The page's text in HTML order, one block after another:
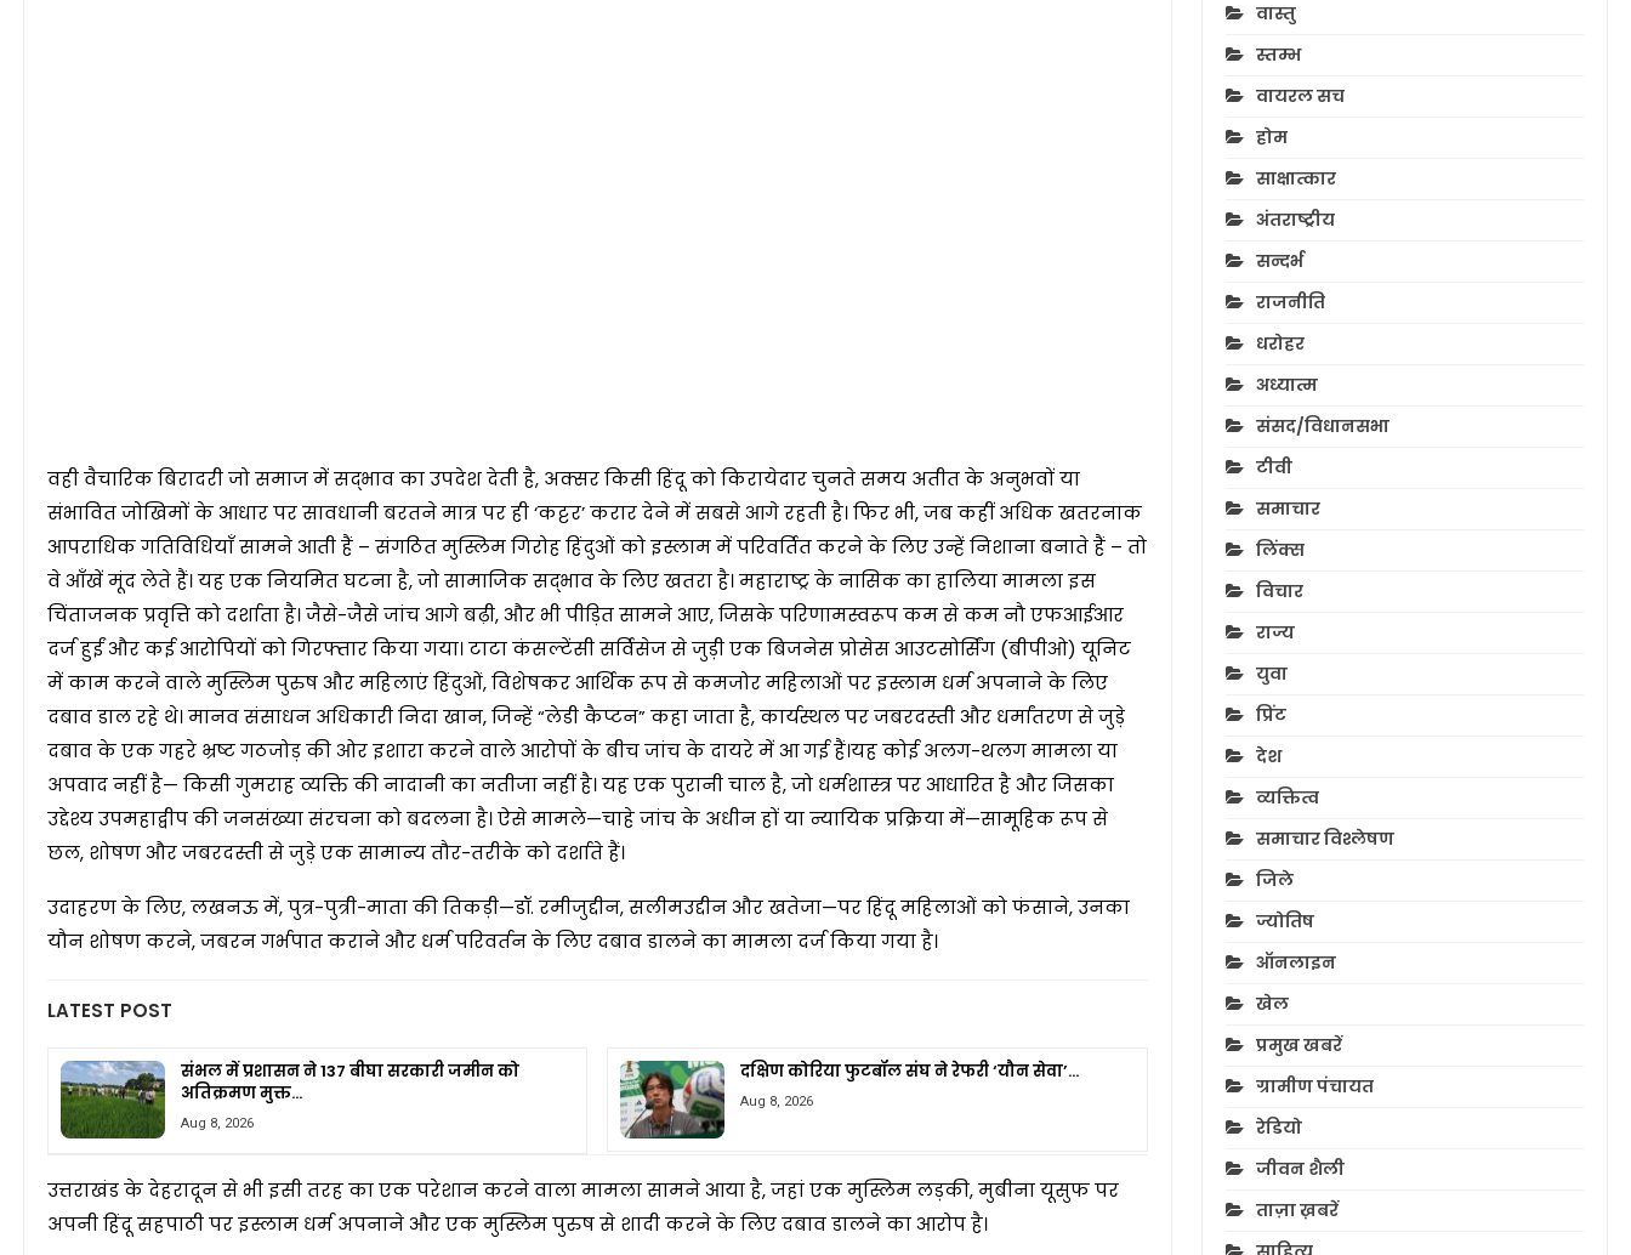
वही वैचारिक बिरादरी जो समाज में सद्भाव का उपदेश देती है, अक्सर किसी हिंदू को किरायेदार चुनते समय अतीत के अनुभवों या
संभावित जोखिमों के आधार पर सावधानी बरतने मात्र पर ही ‘कट्टर’ करार देने में सबसे आगे रहती है। फिर भी, जब कहीं अधिक खतरनाक
आपराधिक गतिविधियाँ सामने आती हैं – संगठित मुस्लिम गिरोह हिंदुओं को इस्लाम में परिवर्तित करने के लिए उन्हें निशाना बनाते हैं – तो
वे आँखें मूंद लेते हैं। यह एक नियमित घटना है, जो सामाजिक सद्भाव के लिए खतरा है। महाराष्ट्र के नासिक का हालिया मामला इस
चिंताजनक प्रवृत्ति को दर्शाता है। जैसे-जैसे जांच आगे बढ़ी, और भी पीड़ित सामने आए, जिसके परिणामस्वरूप कम से कम नौ एफआईआर
दर्ज हुईं और कई आरोपियों को गिरफ्तार किया गया। टाटा कंसल्टेंसी सर्विसेज से जुड़ी एक बिजनेस प्रोसेस आउटसोर्सिंग (बीपीओ) यूनिट
में काम करने वाले मुस्लिम पुरुष और महिलाएं हिंदुओं, विशेषकर आर्थिक रूप से कमजोर महिलाओं पर इस्लाम धर्म अपनाने के लिए
दबाव डाल रहे थे। मानव संसाधन अधिकारी निदा खान, जिन्हें “लेडी कैप्टन” कहा जाता है, कार्यस्थल पर जबरदस्ती और धर्मांतरण से जुड़े
दबाव के एक गहरे भ्रष्ट गठजोड़ की ओर इशारा करने वाले आरोपों के बीच जांच के दायरे में आ गई हैं।यह कोई अलग-थलग मामला या
अपवाद नहीं है— किसी गुमराह व्यक्ति की नादानी का नतीजा नहीं है। यह एक पुरानी चाल है, जो धर्मशास्त्र पर आधारित है और जिसका
उद्देश्य उपमहाद्वीप की जनसंख्या संरचना को बदलना है। ऐसे मामले—चाहे जांच के अधीन हों या न्यायिक प्रक्रिया में—सामूहिक रूप से
छल, शोषण और जबरदस्ती से जुड़े एक सामान्य तौर-तरीके को दर्शाते हैं।
उदाहरण के लिए, लखनऊ में, पुत्र-पुत्री-माता की तिकड़ी—डॉ. रमीजुद्दीन, सलीमउद्दीन और खतेजा—पर हिंदू महिलाओं को फंसाने, उनका
यौन शोषण करने, जबरन गर्भपात कराने और धर्म परिवर्तन के लिए दबाव डालने का मामला दर्ज किया गया है।
LATEST POST
संभल में प्रशासन ने 137 बीघा सरकारी जमीन को
अतिक्रमण मुक्त…
Aug 8, 2026
दक्षिण कोरिया फुटबॉल संघ ने रेफरी ‘यौन सेवा’…
Aug 8, 2026
उत्तराखंड के देहरादून से भी इसी तरह का एक परेशान करने वाला मामला सामने आया है, जहां एक मुस्लिम लड़की, मुबीना यूसुफ पर
अपनी हिंदू सहपाठी पर इस्लाम धर्म अपनाने और एक मुस्लिम पुरुष से शादी करने के लिए दबाव डालने का आरोप है।
वास्तु
स्तम्भ
वायरल सच
होम
साक्षात्कार
अंतराष्ट्रीय
सन्दर्भ
राजनीति
धरोहर
अध्यात्म
संसद/विधानसभा
टीवी
समाचार
लिंक्स
विचार
राज्य
युवा
प्रिंट
देश
व्यक्तित्व
समाचार विश्लेषण
जिले
ज्योतिष
ऑनलाइन
खेल
प्रमुख खबरें
ग्रामीण पंचायत
रेडियो
जीवन शैली
ताज़ा ख़बरें